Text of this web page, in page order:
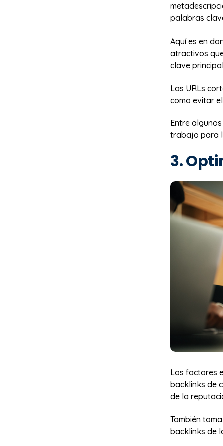
palabras
Aquí es en
atractivos
clave
Las URLs
como evitar
Entre
trabajo para
3.
Los factores
backlinks de
de la
También
backlinks de